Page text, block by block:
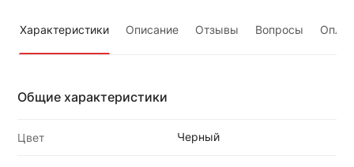
Характеристики Описание Отзывы Вопросы
Общие характеристики
Цвет Черный